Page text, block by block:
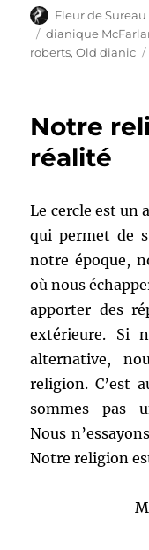
Auteur
Fleur de Sureau
Étiquettes
dianique
roberts,Old dianic
Notre
réalité
Le cercle est un
qui permet de
notre époque,
où nous
apporter des
extérieure. Si
alternative,
religion. C’est
sommes pas
Nous
Notre religion
—